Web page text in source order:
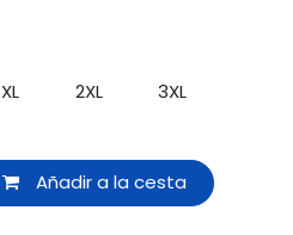
XL 2XL 3XL
Añadir a la cesta